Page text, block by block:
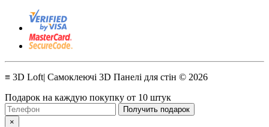
≡ 3D Loft| Самоклеючі 3D Панелі для стін © 2026
Подарок на каждую покупку от 10 штук
Получить подарок
×